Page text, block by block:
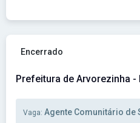
Ver concurso: Prefeitura de
Encerrado
Prefeitura de Arvorezinha -
Vaga: Agente Comunitário de Saúde,